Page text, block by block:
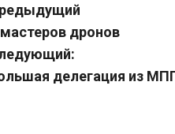
дронов
делегация из